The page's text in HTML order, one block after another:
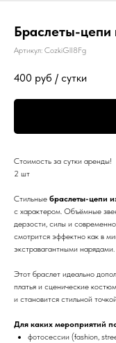
Браслеты-цепи
Артикул: CozkiGlI8Fg
400 руб / сутки
Стоимость за сутки аренды!
2 шт
Стильные браслеты-цепи
с характером. Объёмные
дерзости, силы и
смотрится эффектно как в
экстравагантными нарядами.
Этот браслет идеально
платья и сценические
и становится стильной
Для каких мероприятий
фотосессии (fashion,